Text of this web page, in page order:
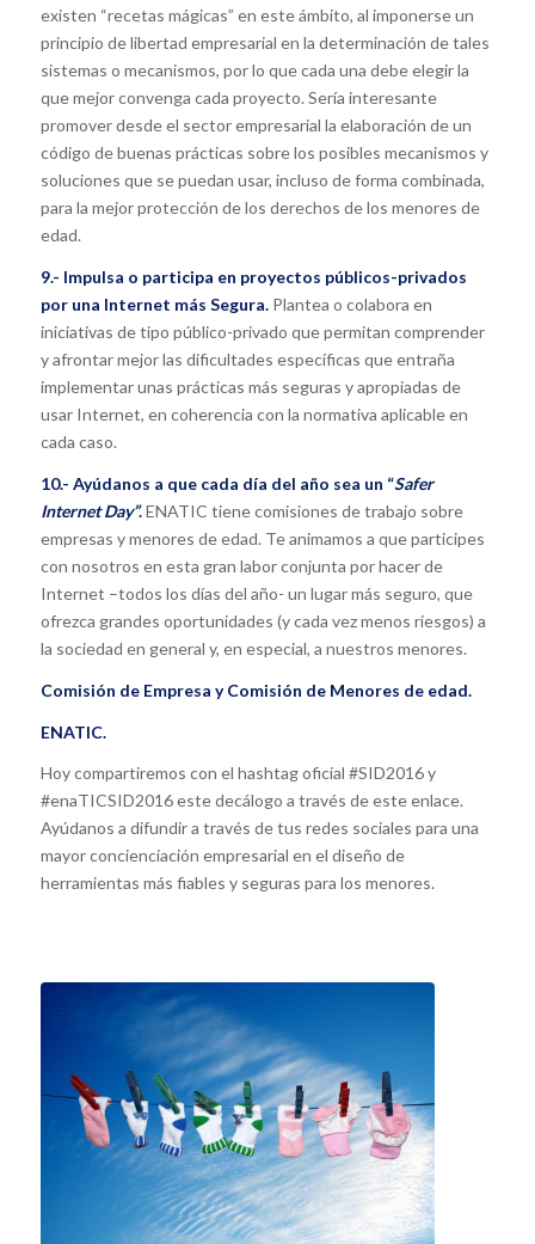
existen “recetas mágicas” en este ámbito, al imponerse un
principio de libertad empresarial en la determinación de tales
sistemas o mecanismos, por lo que cada una debe elegir la
que mejor convenga cada proyecto. Sería interesante
promover desde el sector empresarial la elaboración de un
código de buenas prácticas sobre los posibles mecanismos y
soluciones que se puedan usar, incluso de forma combinada,
para la mejor protección de los derechos de los menores de
edad.
9.- Impulsa o participa en proyectos públicos-privados
por una Internet más Segura.Plantea o colabora en
iniciativas de tipo público-privado que permitan comprender
y afrontar mejor las dificultades específicas que entraña
implementar unas prácticas más seguras y apropiadas de
usar Internet, en coherencia con la normativa aplicable en
cada caso.
10.- Ayúdanos a que cada día del año sea un “Safer
Internet Day”.ENATIC tiene comisiones de trabajo sobre
empresas y menores de edad. Te animamos a que participes
con nosotros en esta gran labor conjunta por hacer de
Internet –todos los días del año- un lugar más seguro, que
ofrezca grandes oportunidades (y cada vez menos riesgos) a
la sociedad en general y, en especial, a nuestros menores.
Comisión de Empresa y Comisión de Menores de edad.
ENATIC.
Hoy compartiremos con el hashtag oficial #SID2016 y
#enaTICSID2016 este decálogo a través de este enlace.
Ayúdanos a difundir a través de tus redes sociales para una
mayor concienciación empresarial en el diseño de
herramientas más fiables y seguras para los menores.